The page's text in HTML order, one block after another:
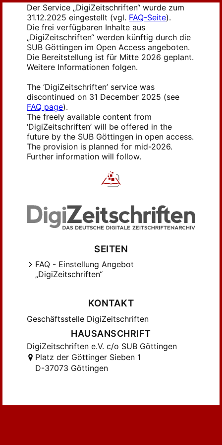
Der Service „DigiZeitschriften“ wurde zum
31.12.2025 eingestellt (vgl. FAQ-Seite).
Die frei verfügbaren Inhalte aus
„DigiZeitschriften“ werden künftig durch die
SUB Göttingen im Open Access angeboten.
Die Bereitstellung ist für Mitte 2026 geplant.
Weitere Informationen folgen.
The ‘DigiZeitschriften’ service was
discontinued on 31 December 2025 (see
FAQ page).
The freely available content from
‘DigiZeitschriften’ will be offered in the
future by the SUB Göttingen in open access.
The provision is planned for mid-2026.
Further information will follow.
SEITEN
FAQ - Einstellung Angebot
„DigiZeitschriften“
KONTAKT
Geschäftsstelle DigiZeitschriften
HAUSANSCHRIFT
DigiZeitschriften e.V. c/o SUB Göttingen
Platz der Göttinger Sieben 1
D-37073 Göttingen